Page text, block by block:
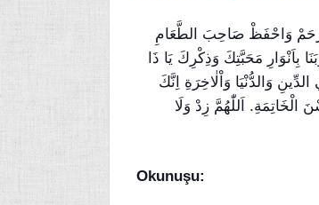
وَاحْفَظْ صَاحِبَ الطَّعَامِ
بِاَنْوَارِ مَحَبَّتِكَ وَذِكْرِكَ يَا ذَا
وَالدُّنْيَا وَاْلٰاخِرَةِ اِنَّكَ
الْخَاتِمَةِ. اَللّٰهُمَّ زِدْ وَلَا
Okunuşu: